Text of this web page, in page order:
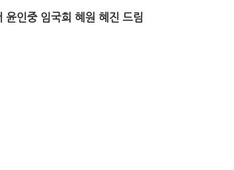
인중 임국희 혜원 혜진 드림